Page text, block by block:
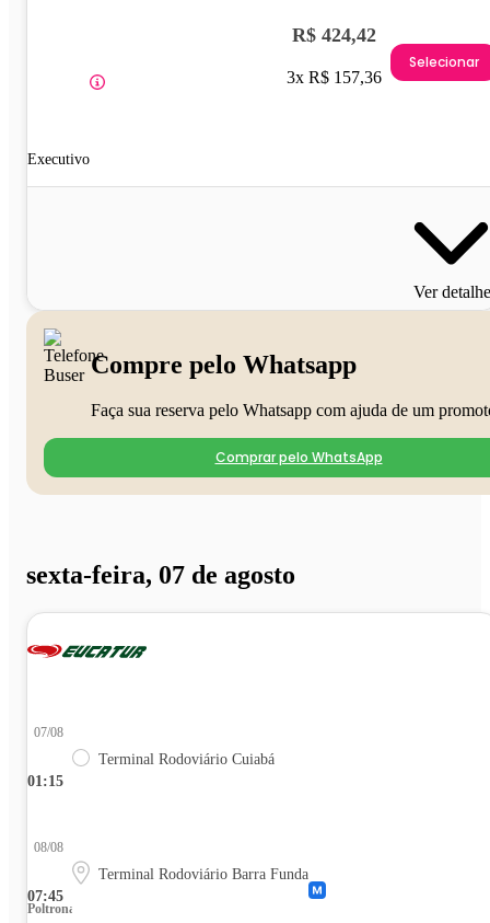
Executivo
R$ 424,42
3x R$ 157,36
Selecionar
Ver
Compre pelo Whatsapp
Faça sua reserva pelo Whatsapp com ajuda de um
Comprar pelo WhatsApp
sexta-feira, 07 de agosto
01:15
07/08
Terminal Rodoviário Cuiabá
07:45
08/08
Terminal Rodoviário Barra Funda
Poltrona